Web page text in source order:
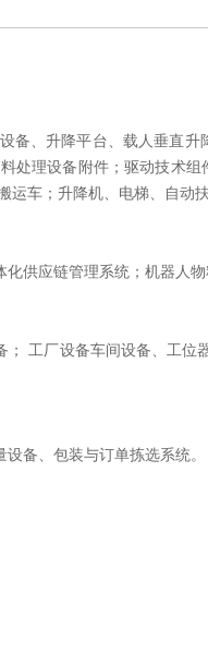
备、升降平台、载人垂直
处理设备附件；驱动技术
车；升降机、电梯、自动
供应链管理系统；机器人物
； 工厂设备车间设备、工
备、包装与订单拣选系统。